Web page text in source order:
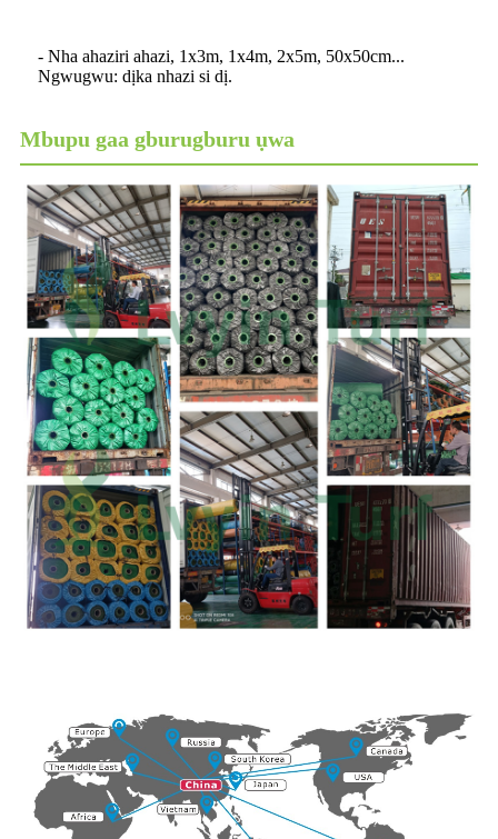
- Nha ahaziri ahazi, 1x3m, 1x4m, 2x5m, 50x50cm...
Ngwugwu: dịka nhazi si dị.
Mbupu gaa gburugburu ụwa